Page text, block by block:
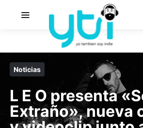
Noticias
L E O presenta
Extraño», nueva